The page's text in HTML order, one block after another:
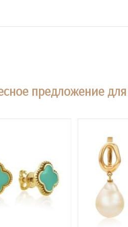
предложение